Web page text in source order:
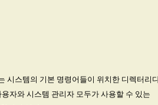
시스템의 기본 명령어들이 위치한 디렉터리
자와 시스템 관리자 모두가 사용할 수 있는